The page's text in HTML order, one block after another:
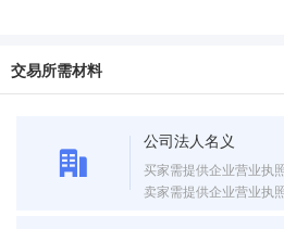
交易所需材料
公司法人名义
买家需提供企业营业执照
卖家需提供企业营业执